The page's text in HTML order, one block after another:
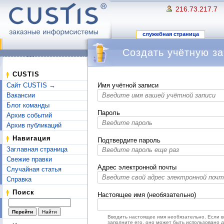
216.73.217.7
служебная страница
CUSTIS
Сайт CUSTIS →
Вакансии
Блог команды
Архив событий
Архив публикаций
Навигация
Заглавная страница
Свежие правки
Случайная статья
Справка
Поиск
Создать учётную
Имя учётной записи
Пароль
Подтвердите пароль
Адрес электронной почты
Настоящее имя (необязательно)
Вводить настоящее имя необязательно. Если
заполните его, оно может быть использовано